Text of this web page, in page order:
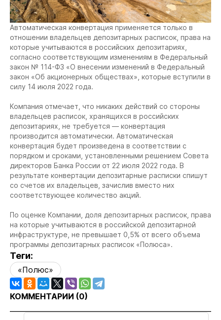
Автоматическая конвертация применяется только в
отношении владельцев депозитарных расписок, права на
которые учитываются в российских депозитариях,
согласно соответствующим изменениям в Федеральный
закон № 114-ФЗ «О внесении изменений в Федеральный
закон «Об акционерных обществах», которые вступили в
силу 14 июля 2022 года.
Компания отмечает, что никаких действий со стороны
владельцев расписок, хранящихся в российских
депозитариях, не требуется — конвертация
производится автоматически. Автоматическая
конвертация будет произведена в соответствии с
порядком и сроками, установленными решением Совета
директоров Банка России от 22 июля 2022 года. В
результате конвертации депозитарные расписки спишут
со счетов их владельцев, зачислив вместо них
соответствующее количество акций.
По оценке Компании, доля депозитарных расписок, права
на которые учитываются в российской депозитарной
инфраструктуре, не превышает 0,5% от всего объема
программы депозитарных расписок «Полюса».
Теги:
«Полюс»
КОММЕНТАРИИ (0)